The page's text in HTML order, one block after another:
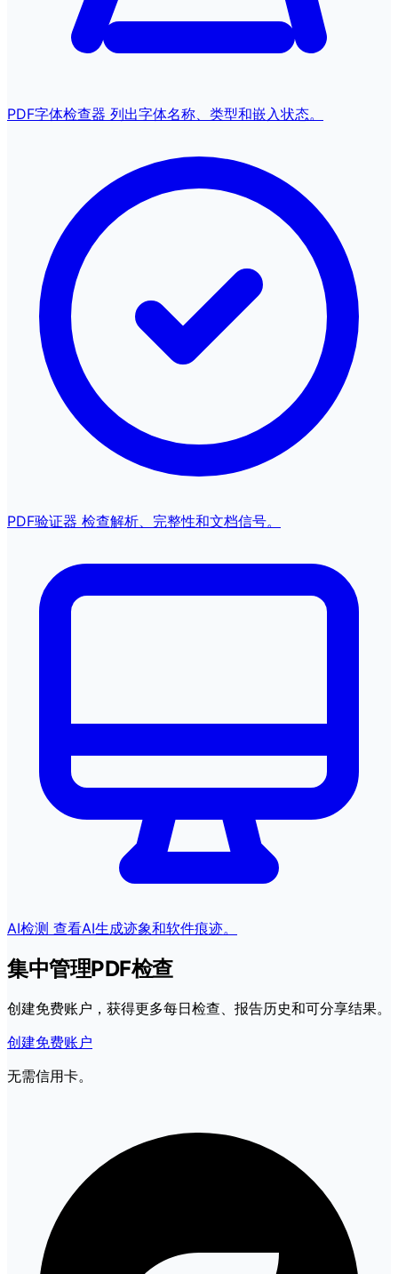
PDF字体检查器 列出字体名称、类型和嵌入状态。
PDF验证器 检查解析、完整性和文档信号。
AI检测 查看AI生成迹象和软件痕迹。
集中管理PDF检查
创建免费账户，获得更多每日检查、报告历史和可分享结果。
创建免费账户
无需信用卡。